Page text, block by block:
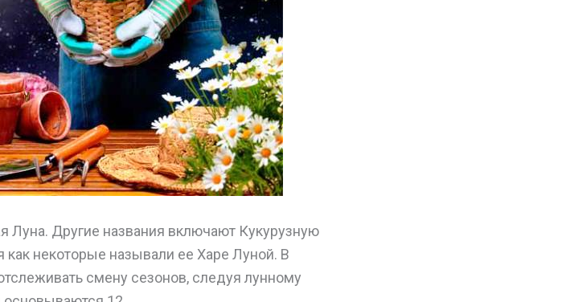
Луна. Другие названия включают Кукурузную
некоторые называли ее Харе Луной. В
смену сезонов, следуя лунному